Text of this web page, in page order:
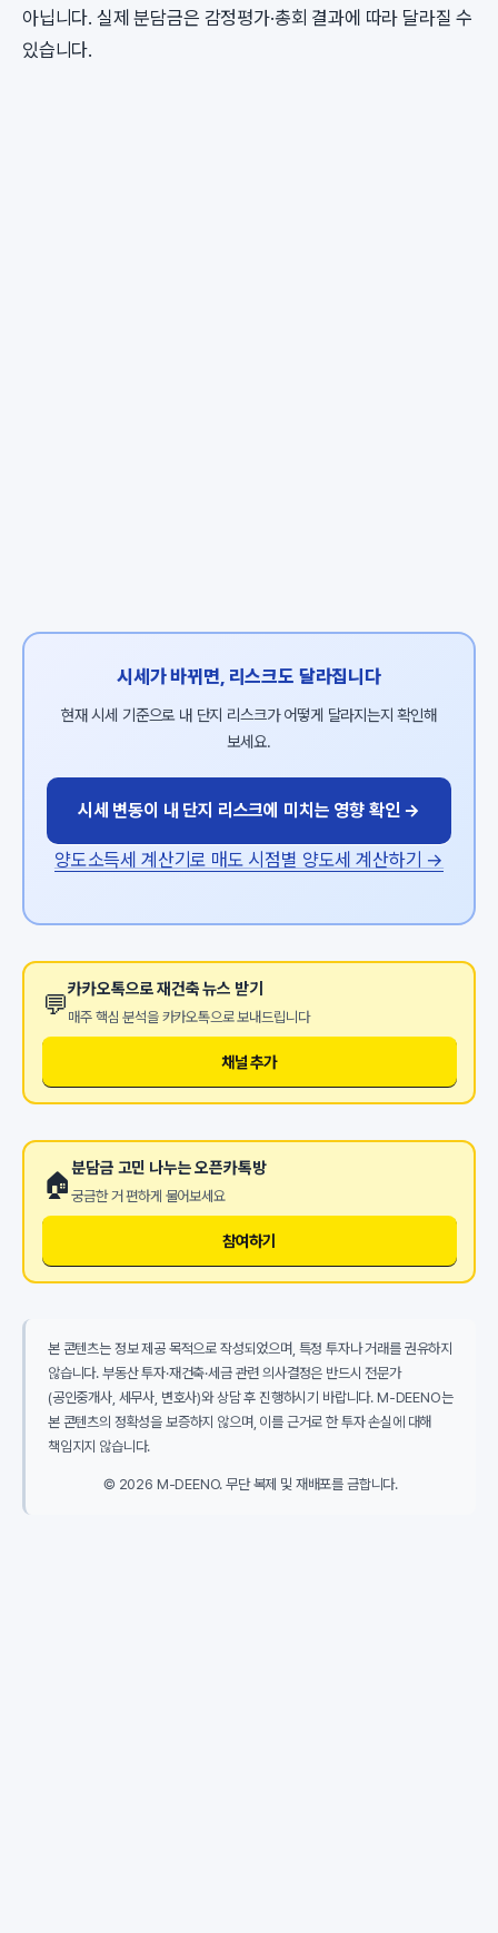
아닙니다. 실제 분담금은 감정평가·총회 결과에 따라 달라질 수
있습니다.
시세가 바뀌면, 리스크도 달라집니다
현재 시세 기준으로 내 단지 리스크가 어떻게 달라지는지 확인해
보세요.
시세 변동이 내 단지 리스크에 미치는 영향 확인 →
양도소득세 계산기로 매도 시점별 양도세 계산하기 →
💬카카오톡으로 재건축 뉴스 받기
매주 핵심 분석을 카카오톡으로 보내드립니다
채널 추가
🏠분담금 고민 나누는 오픈카톡방
궁금한 거 편하게 물어보세요
참여하기
본 콘텐츠는 정보 제공 목적으로 작성되었으며, 특정 투자나 거래를 권유하지
않습니다. 부동산 투자·재건축·세금 관련 의사결정은 반드시 전문가
(공인중개사, 세무사, 변호사)와 상담 후 진행하시기 바랍니다. M-DEENO는
본 콘텐츠의 정확성을 보증하지 않으며, 이를 근거로 한 투자 손실에 대해
책임지지 않습니다.
© 2026 M-DEENO. 무단 복제 및 재배포를 금합니다.